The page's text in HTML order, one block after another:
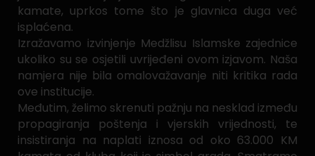
kamate, uprkos tome što je glavnica duga već
isplaćena.
Izražavamo izvinjenje Medžlisu Islamske zajednice
ukoliko su se osjetili uvrijeđeni ovom izjavom. Naša
namjera nije bila omalovažavanje niti kritika rada
ove institucije.
Međutim, želimo skrenuti pažnju na nesklad između
propagiranja poštenja i vjerskih vrijednosti, te
insistiranja na naplati iznosa od oko 63.000 KM